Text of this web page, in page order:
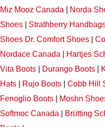
Miz Mooz Canada
Norda
Shoes
Strathberry
Shoes Dr. Comfort Shoes
Nordace Canada
Hartjes
Vita Boots
Durango Boots
Hats
Rujo Boots Cobb Hill
Fenoglio Boots
Moshn
Softmoc Canada
Brütting